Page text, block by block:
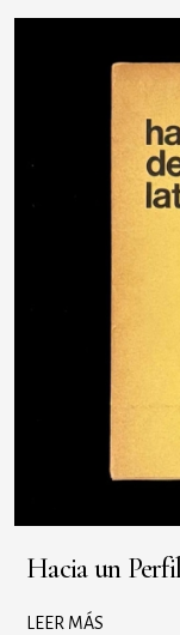
Hacia un
LEER MÁS